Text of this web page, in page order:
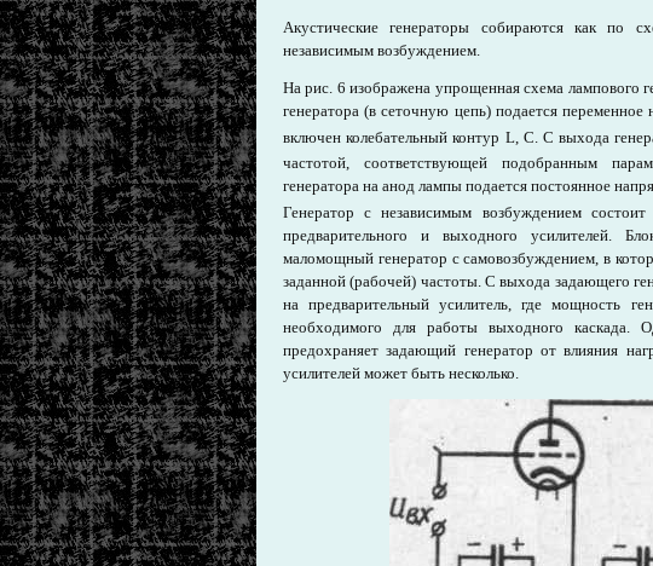
Акустические генераторы собираются как по
независимым возбуждением.
На рис. 6 изображена упрощенная схема лампового
генератора (в сеточную цепь) подается переменное
включен колебательный контур L, С. С выхода
частотой, соответствующей подобранным
генератора на анод лампы подается постоянное
Генератор с независимым возбуждением состоит
предварительного и выходного усилителей.
маломощный генератор с самовозбуждением, в
заданной (рабочей) частоты. С выхода задающего
на предварительный усилитель, где мощность
необходимого для работы выходного каскада.
предохраняет задающий генератор от влияния
усилителей может быть несколько.